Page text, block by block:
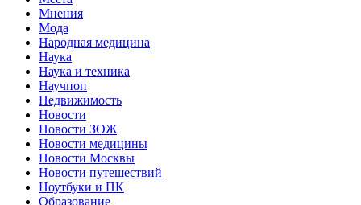
Мнения
Мода
Народная медицина
Наука
Наука и техника
Научпоп
Недвижимость
Новости
Новости ЗОЖ
Новости медицины
Новости Москвы
Новости путешествий
Ноутбуки и ПК
Образование